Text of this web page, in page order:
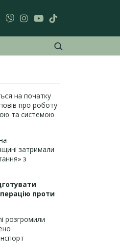
на початку
про роботу
та системою
затримали
з
проти
розгромили